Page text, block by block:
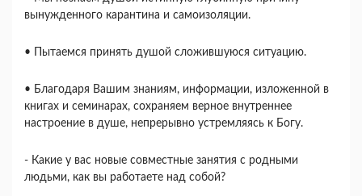
вынужденного карантина и самоизоляции.
• Пытаемся принять душой сложившуюся ситуацию.
• Благодаря Вашим знаниям, информации, изложенной в
книгах и семинарах, сохраняем верное внутреннее
настроение в душе, непрерывно устремляясь к Богу.
- Какие у вас новые совместные занятия с родными
людьми, как вы работаете над собой?